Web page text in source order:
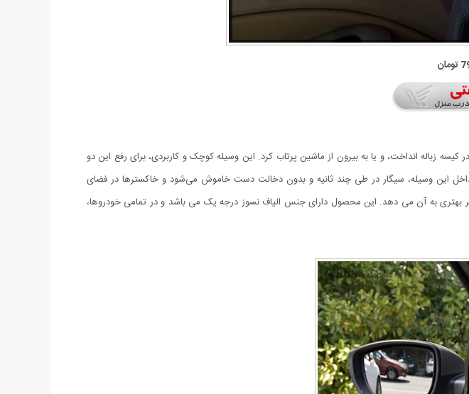
زباله انداخت، و یا به بیرون از ماشین پرتاب کرد. این وسیله کوچک و کاربردی، برای رفع این دو
این وسیله، سیگار در طی چند ثانیه و بدون دخالت دست خاموش می‌شود و خاکسترها در فضای
به آن می دهد. این محصول دارای جنس الیاف نسوز درجه یک می باشد و در تمامی خودروها،